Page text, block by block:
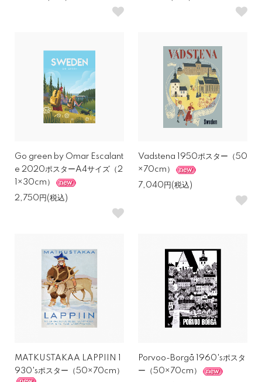
Go green by Omar Escalant
e 2020ポスターA4サイズ（2
1×30cm）
2,750円(税込)
Vadstena 1950ポスター（50
×70cm）
7,040円(税込)
MATKUSTAKAA LAPPIIN 1
930'sポスター（50×70cm）
Porvoo-Borgå 1960'sポスタ
ー（50×70cm）